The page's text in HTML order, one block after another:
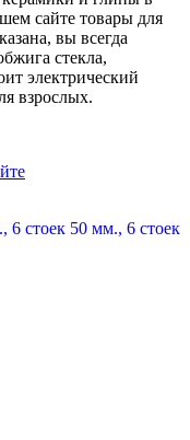
сайте товары для
вы всегда
стекла,
электрический
взрослых.
стоек 50 мм., 6 стоек